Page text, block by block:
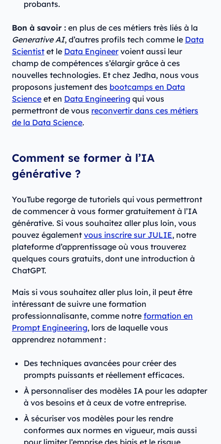
probants.
Bon à savoir : en plus de ces métiers très liés à la
Generative AI, d’autres profils tech comme le Data
Scientist et le Data Engineervoient aussi leur
champ de compétences s’élargir grâce à ces
nouvelles technologies. Et chez Jedha, nous vous
proposons justement des bootcamps en Data
Science et en Data Engineering qui vous
permettront de vous reconvertir dans ces métiers
de la Data Science.
Comment se former à l’IA
générative ?
YouTube regorge de tutoriels qui vous permettront
de commencer à vous former gratuitement à l’IA
générative. Si vous souhaitez aller plus loin, vous
pouvez également vous inscrire sur JULIE, notre
plateforme d’apprentissage où vous trouverez
quelques cours gratuits, dont une introduction à
ChatGPT.
Mais si vous souhaitez aller plus loin, il peut être
intéressant de suivre une formation
professionnalisante, comme notre formation en
Prompt Engineering, lors de laquelle vous
apprendrez notamment :
Des techniques avancées pour créer des
prompts puissants et réellement efficaces.
À personnaliser des modèles IA pour les adapter
à vos besoins et à ceux de votre entreprise.
À sécuriser vos modèles pour les rendre
conformes aux normes en vigueur, mais aussi
pour limiter l’emprise des biais et le risque